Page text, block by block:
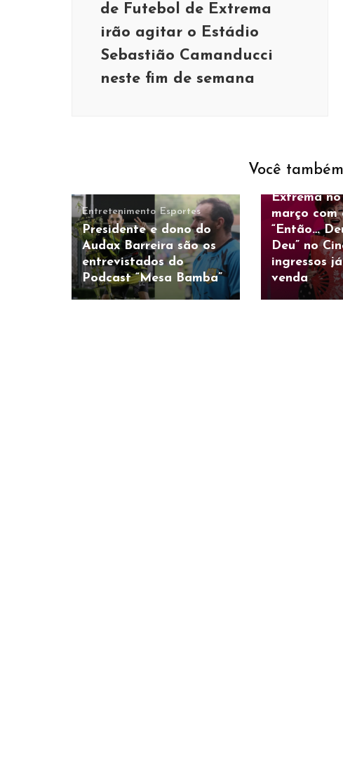
de Futebol de Extrema
irão agitar o Estádio
Sebastião Camanducci
neste fim de semana
Você
Entretenimento Esportes
Presidente e dono do
Audax Barreira são os
entrevistados do
Podcast “Mesa Bamba”
Entretenimento
Nany
Extrema
março com
“Então…
Deu” no
ingressos
venda